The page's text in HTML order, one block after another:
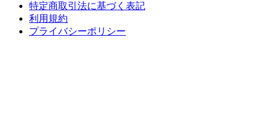
特定商取引法に基づく表記
利用規約
プライバシーポリシー